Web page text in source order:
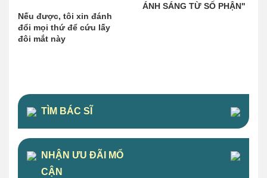
Nếu được, tôi xin đánh
đổi mọi thứ để cứu lấy
đôi mắt này
ÁNH SÁNG TỪ SỐ PHẬN"
TÌM BÁC SĨ
NHẬN ƯU ĐÃI MỔ
CẬN